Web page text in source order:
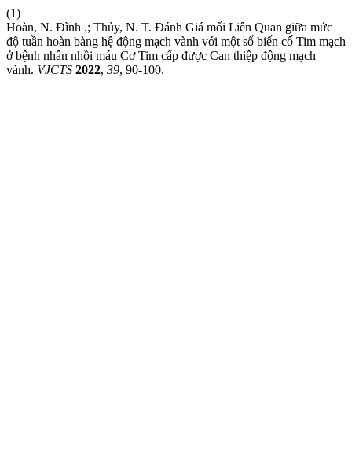
(1)
Hoàn, N. Đình .; Thủy, N. T. Đánh Giá mối Liên Quan giữa mức
độ tuần hoàn bàng hệ động mạch vành với một số biến cố Tim mạch
ở bệnh nhân nhồi máu Cơ Tim cấp được Can thiệp động mạch
vành. VJCTS 2022, 39, 90-100.